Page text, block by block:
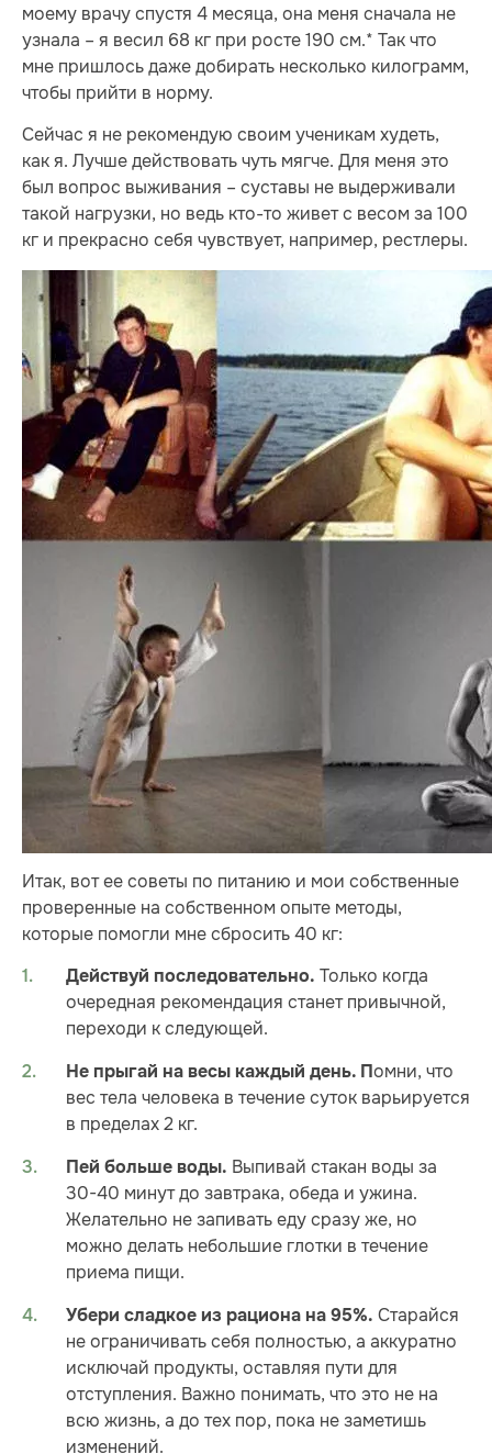
моему врачу спустя 4 месяца, она меня сначала не
узнала – я весил 68 кг при росте 190 см.* Так что
мне пришлось даже добирать несколько килограмм,
чтобы прийти в норму.
Сейчас я не рекомендую своим ученикам худеть,
как я. Лучше действовать чуть мягче. Для меня это
был вопрос выживания – суставы не выдерживали
такой нагрузки, но ведь кто-то живет с весом за 100
кг и прекрасно себя чувствует, например, рестлеры.
Итак, вот ее советы по питанию и мои собственные
проверенные на собственном опыте методы,
которые помогли мне сбросить 40 кг:
Действуй последовательно. Только когда
очередная рекомендация станет привычной,
переходи к следующей.
Не прыгай на весы каждый день. Помни, что
вес тела человека в течение суток варьируется
в пределах 2 кг.
Пей больше воды. Выпивай стакан воды за
30-40 минут до завтрака, обеда и ужина.
Желательно не запивать еду сразу же, но
можно делать небольшие глотки в течение
приема пищи.
Убери сладкое из рациона на 95%. Старайся
не ограничивать себя полностью, а аккуратно
исключай продукты, оставляя пути для
отступления. Важно понимать, что это не на
всю жизнь, а до тех пор, пока не заметишь
изменений.